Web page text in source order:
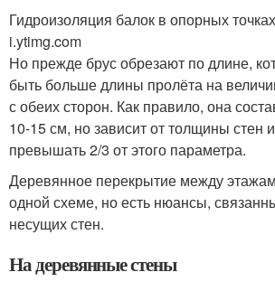
Гидроизоляция балок в опорных
i.ytimg.com
Но прежде брус обрезают по длине,
быть больше длины пролёта на
с обеих сторон. Как правило, она
10-15 см, но зависит от толщины стен
превышать 2/3 от этого параметра.
Деревянное перекрытие между
одной схеме, но есть нюансы,
несущих стен.
На деревянные стены